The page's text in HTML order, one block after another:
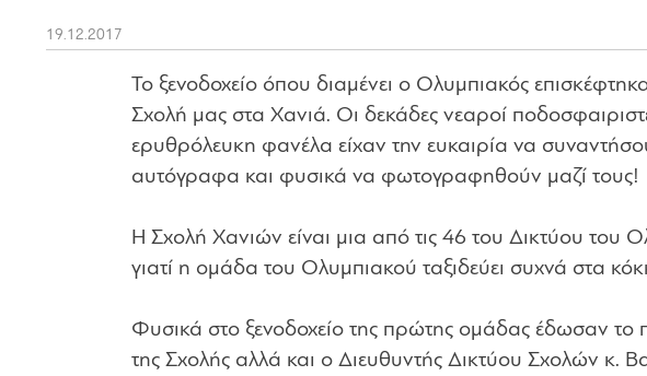
19.12.2017
Το ξενοδοχείο όπου διαμένει ο Ολυμπιακός
Σχολή μας στα Χανιά. Οι δεκάδες νεαροί
ερυθρόλευκη φανέλα είχαν την ευκαιρία να
αυτόγραφα και φυσικά να φωτογραφηθούν μαζί τους!
Η Σχολή Χανιών είναι μια από τις 46 του Δικτύου του
γιατί η ομάδα του Ολυμπιακού ταξιδεύει συχνά στα
Φυσικά στο ξενοδοχείο της πρώτης ομάδας έδωσαν το
της Σχολής αλλά και ο Διευθυντής Δικτύου Σχολών κ.